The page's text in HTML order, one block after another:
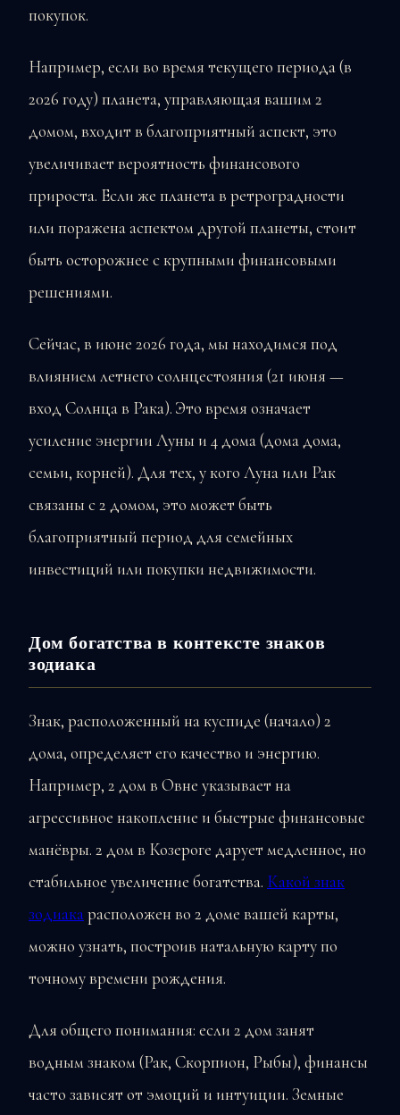
покупок.
Например, если во время текущего периода (в
2026 году) планета, управляющая вашим 2
домом, входит в благоприятный аспект, это
увеличивает вероятность финансового
прироста. Если же планета в ретроградности
или поражена аспектом другой планеты, стоит
быть осторожнее с крупными финансовыми
решениями.
Сейчас, в июне 2026 года, мы находимся под
влиянием летнего солнцестояния (21 июня —
вход Солнца в Рака). Это время означает
усиление энергии Луны и 4 дома (дома дома,
семьи, корней). Для тех, у кого Луна или Рак
связаны с 2 домом, это может быть
благоприятный период для семейных
инвестиций или покупки недвижимости.
Дом богатства в контексте знаков
зодиака
Знак, расположенный на куспиде (начало) 2
дома, определяет его качество и энергию.
Например, 2 дом в Овне указывает на
агрессивное накопление и быстрые финансовые
манёвры. 2 дом в Козероге дарует медленное, но
стабильное увеличение богатства. Какой знак
зодиакарасположен во 2 доме вашей карты,
можно узнать, построив натальную карту по
точному времени рождения.
Для общего понимания: если 2 дом занят
водным знаком (Рак, Скорпион, Рыбы), финансы
часто зависят от эмоций и интуиции. Земные